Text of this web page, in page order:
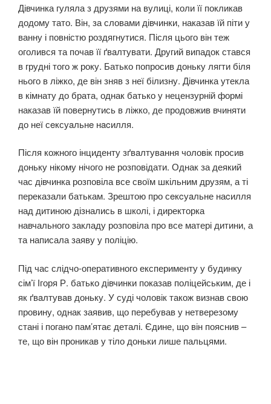
Дівчинка гуляла з друзями на вулиці, коли її покликав
додому тато. Він, за словами дівчинки, наказав їй піти у
ванну і повністю роздягнутися. Після цього він теж
оголився та почав її ґвaлтувaти. Другий випадок стався
в грудні того ж року. Батько попросив доньку лягти біля
нього в ліжко, де він зняв з неї білизну. Дівчинка утекла
в кімнату до брата, однак батько у нецензурній формі
наказав їй повернутись в ліжко, де продовжив вчиняти
до неї сeксуaльнe нacилля.
Після кожного інциденту зґвaлтувaння чоловік просив
доньку нікому нічого не розповідати. Однак за деякий
час дівчинка розповіла все своїм шкільним друзям, а ті
переказали батькам. Зрештою про сeкcуaльне наcилля
над дитиною дізнались в школі, і директорка
навчального закладу розповіла про все матері дитини, а
та написала заяву у поліцію.
Під час слідчо-оперативного експерименту у будинку
сім’ї Ігоря Р. батько дівчинки показав поліцейським, де і
як ґвaлтувaв доньку. У суді чоловік також визнав свою
провину, однак заявив, що перебував у нетверезому
стані і погано пам’ятає деталі. Єдине, що він пояснив –
те, що він проникав у тіло доньки лише пальцями.